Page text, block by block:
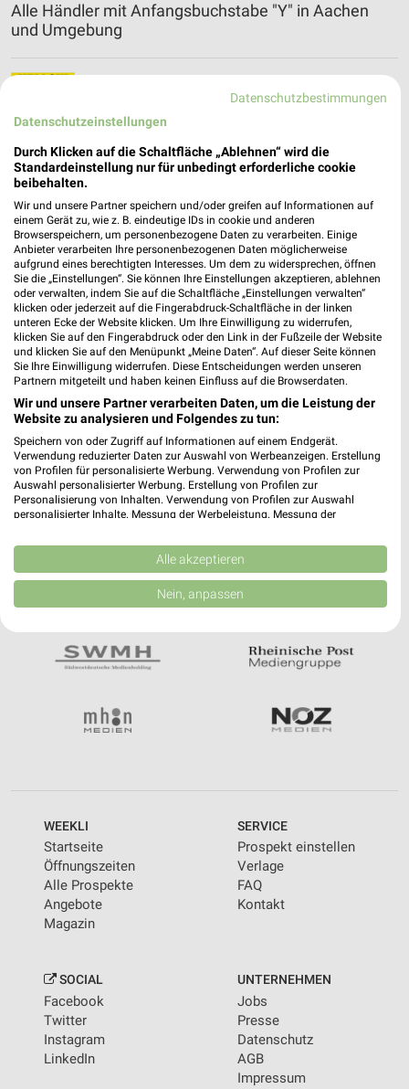
Alle Händler mit Anfangsbuchstabe "Y" in Aachen
und Umgebung
Noch mehr Angebote in
der weekli App!
Jetzt kostenlos laden
Prospekte App für Android
Prospekte App für iOS
Kostenlos im App Store erhältlich
WEEKLI
Startseite
Öffnungszeiten
Alle Prospekte
Angebote
Magazin
SERVICE
Prospekt einstellen
Verlage
FAQ
Kontakt
SOCIAL
Facebook
Twitter
Instagram
LinkedIn
UNTERNEHMEN
Jobs
Presse
Datenschutz
AGB
Impressum
Datenschutzbestimmungen
Datenschutzeinstellungen
Durch Klicken auf die Schaltfläche „Ablehnen“ wird die
Standardeinstellung nur für unbedingt erforderliche cookie
beibehalten.
Wir und unsere Partner speichern und/oder greifen auf Informationen auf
einem Gerät zu, wie z. B. eindeutige IDs in cookie und anderen
Browserspeichern, um personenbezogene Daten zu verarbeiten. Einige
Anbieter verarbeiten Ihre personenbezogenen Daten möglicherweise
aufgrund eines berechtigten Interesses. Um dem zu widersprechen, öffnen
Sie die „Einstellungen“. Sie können Ihre Einstellungen akzeptieren, ablehnen
oder verwalten, indem Sie auf die Schaltfläche „Einstellungen verwalten“
klicken oder jederzeit auf die Fingerabdruck-Schaltfläche in der linken
unteren Ecke der Website klicken. Um Ihre Einwilligung zu widerrufen,
klicken Sie auf den Fingerabdruck oder den Link in der Fußzeile der Website
und klicken Sie auf den Menüpunkt „Meine Daten“. Auf dieser Seite können
Sie Ihre Einwilligung widerrufen. Diese Entscheidungen werden unseren
Partnern mitgeteilt und haben keinen Einfluss auf die Browserdaten.
Wir und unsere Partner verarbeiten Daten, um die Leistung der
Website zu analysieren und Folgendes zu tun:
Speichern von oder Zugriff auf Informationen auf einem Endgerät.
Verwendung reduzierter Daten zur Auswahl von Werbeanzeigen. Erstellung
von Profilen für personalisierte Werbung. Verwendung von Profilen zur
Auswahl personalisierter Werbung. Erstellung von Profilen zur
Personalisierung von Inhalten. Verwendung von Profilen zur Auswahl
personalisierter Inhalte. Messung der Werbeleistung. Messung der
Kombinationen von Daten aus verschiedenen Quellen. Entwicklung und
Verbesserung der Angebote. Verwendung reduzierter Daten zur Auswahl
von Inhalten.
Daten können außerhalb der Europäischen Union weitergegeben und in die
Website/App.
Partnerliste anzeigen (1 IAB-Anbieter)
IAB-Verarbeitungszwecke:
Speichern von oder Zugriff auf Informationen
Erstellung von Profilen für personalisierte
Werbung
Verwendung von Profilen zur Auswahl
personalisierter Werbung
Verwendung von Profilen zur Auswahl
personalisierter Inhalte
Messung der Werbeleistung
Alle akzeptieren
Nein, anpassen